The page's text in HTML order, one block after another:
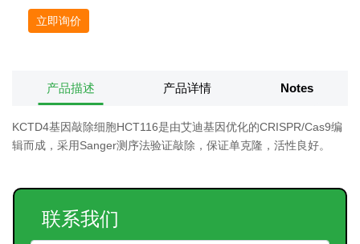
立即询价
产品描述 产品详情 Notes
KCTD4基因敲除细胞HCT116是由艾迪基因优化的CRISPR/Cas9编
辑而成，采用Sanger测序法验证敲除，保证单克隆，活性良好。
联系我们